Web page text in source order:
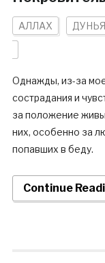
АЛЛАХ
Однажды, из-за
сострадания и
за положение
них, особенно за
попавших в беду.
Continue